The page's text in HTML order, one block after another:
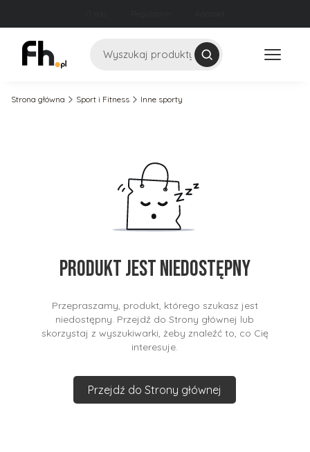
Szukaj
Strona główna Sport i Fitness Inne sporty
Produkt jest niedostępny
Przepraszamy, produkt, którego szukasz jest
niedostępny. Przejdź do Strony głównej lub
skorzystaj z wyszukiwarki, żeby znaleźć to, co Cię
interesuje.
Przejdź do Strony głównej